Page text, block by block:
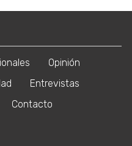
Opinión
Entrevistas
Contacto